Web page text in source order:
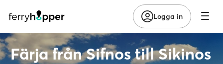
Logga in
Färja från Sifnos till Sikinos